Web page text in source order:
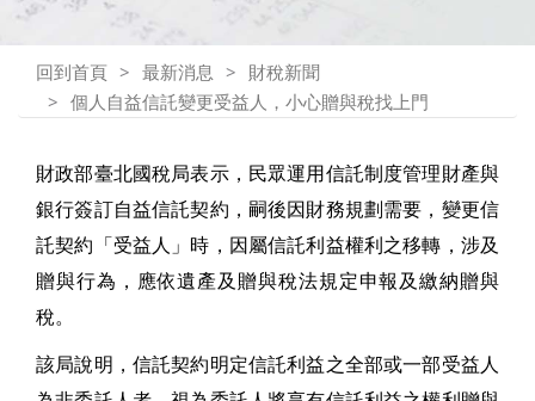
回到首頁 最新消息
財稅新聞
個人自益信託變更受益人，小心贈與稅找上門
財政部臺北國稅局表示，民眾運用信託制度管理財產與
銀行簽訂自益信託契約，嗣後因財務規劃需要，變更信
託契約「受益人」時，因屬信託利益權利之移轉，涉及
贈與行為，應依遺產及贈與稅法規定申報及繳納贈與
稅。
該局說明，信託契約明定信託利益之全部或一部受益人